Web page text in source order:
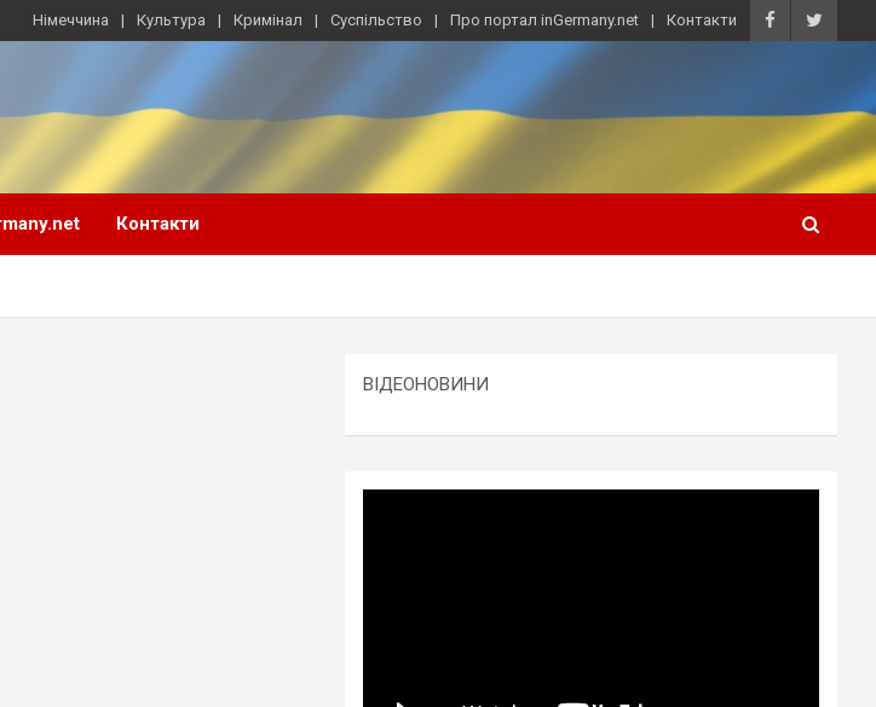
Німеччина Культура Кримінал Суспільство Про портал inGermany.net Контакти
Контакти
ВІДЕОНОВИНИ